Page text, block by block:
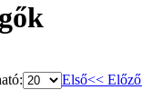
Első<< Előző